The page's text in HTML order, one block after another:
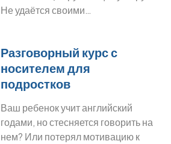
Не удаётся своими…
Разговорный курс с
носителем для
подростков
Ваш ребенок учит английский
годами, но стесняется говорить на
нем? Или потерял мотивацию к